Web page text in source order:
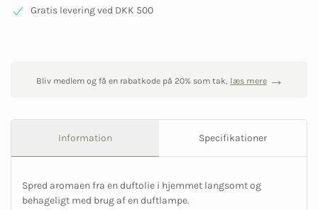
Gratis levering ved DKK 500
Bliv medlem og få en rabatkode på 20% som tak, læs mere
Information Specifikationer
Spred aromaen fra en duftolie i hjemmet langsomt og
behageligt med brug af en duftlampe.